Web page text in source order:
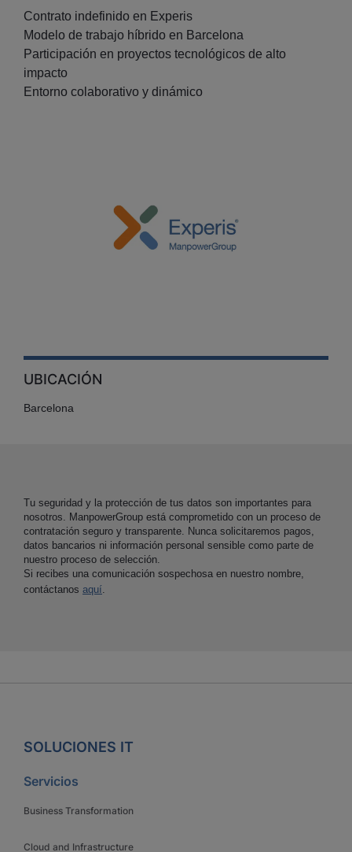
Contrato indefinido en Experis
Modelo de trabajo híbrido en Barcelona
Participación en proyectos tecnológicos de alto
impacto
Entorno colaborativo y dinámico
UBICACIÓN
Barcelona
Tu seguridad y la protección de tus datos son importantes para
nosotros. ManpowerGroup está comprometido con un proceso de
contratación seguro y transparente. Nunca solicitaremos pagos,
datos bancarios ni información personal sensible como parte de
nuestro proceso de selección.
Si recibes una comunicación sospechosa en nuestro nombre,
contáctanos aquí.
SOLUCIONES IT
Servicios
Business Transformation
Cloud and Infrastructure